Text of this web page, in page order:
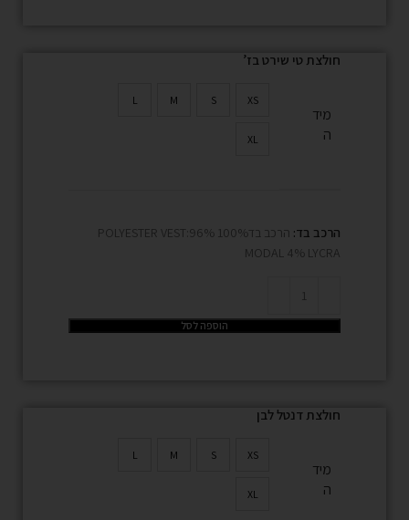
חולצת טי שירט בז’
מיד
ה
XS
S
M
L
XL
הרכב בד:
הרכב בד100% POLYESTER VEST:96%
MODAL 4% LYCRA
הוספה לסל
חולצת דנטל לבן
מיד
ה
XS
S
M
L
XL